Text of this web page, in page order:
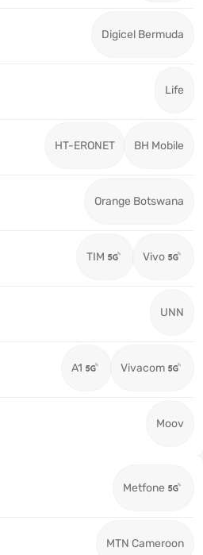
Digicel Bermuda
Life
HT-ERONET BH Mobile
Orange Botswana
TIM Vivo
UNN
A1 Vivacom
Moov
Metfone
MTN Cameroon